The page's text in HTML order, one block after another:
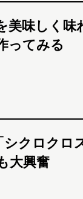
美味しく味
ってみる
シクロクロ
大興奮